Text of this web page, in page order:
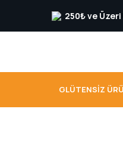
250₺ ve
GLÜTENSIZ